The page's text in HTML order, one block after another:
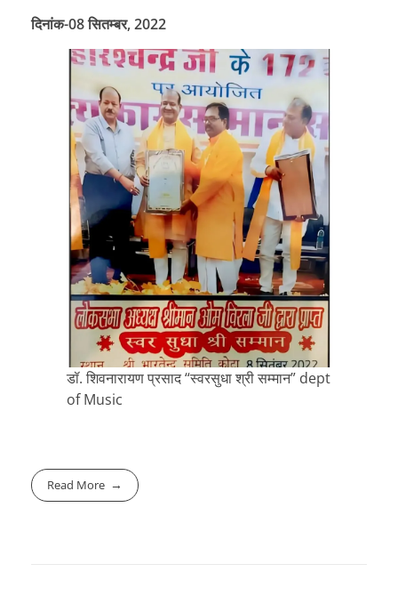
दिनांक-08 सितम्बर, 2022
डॉ. शिवनारायण प्रसाद “स्वरसुधा श्री सम्मान” dept
of Music
Read More